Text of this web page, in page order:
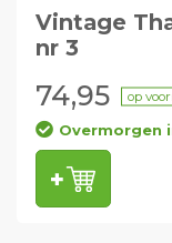
Vintage
nr 3
74,95 op
Overmorgen